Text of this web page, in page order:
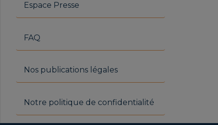
Espace Presse
FAQ
Nos publications légales
Notre politique de confidentialité